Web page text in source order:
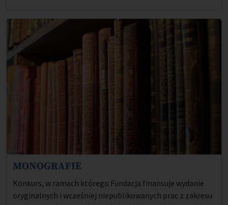
MONOGRAFIE
Opis projektu:
Konkurs, w ramach którego Fundacja finansuje wydanie
oryginalnych i wcześniej niepublikowanych prac z zakresu